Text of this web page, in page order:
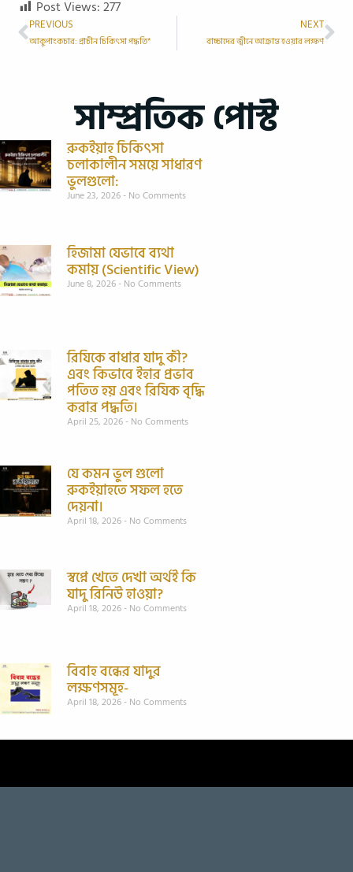
Post Views: 277
PREVIOUS
আকুপাংকচার: প্রাচীন চিকিৎসা পদ্ধতি*
NEXT
বাচ্চাদের জ্বীনে আক্রান্ত হওয়ার লক্ষণ
সাম্প্রতিক পোস্ট
রুকইয়াহ চিকিৎসা
চলাকালীন সময়ে সাধারণ
ভুলগুলো:
June 23, 2026 No Comments
হিজামা যেভাবে ব্যথা
কমায় (Scientific View)
June 8, 2026 No Comments
রিযিকে বাধার যাদু কী?
এবং কিভাবে ইহার প্রভাব
পতিত হয় এবং রিযিক বৃদ্ধি
করার পদ্ধতি।
April 25, 2026 No Comments
যে কমন ভুল গুলো
রুকইয়াহতে সফল হতে
দেয়না।
April 18, 2026 No Comments
স্বপ্নে খেতে দেখা অর্থই কি
যাদু রিনিউ হাওয়া?
April 18, 2026 No Comments
বিবাহ বন্ধের যাদুর
লক্ষণসমূহ-
April 18, 2026 No Comments